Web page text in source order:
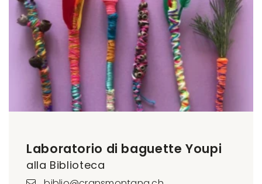
Laboratorio di baguette Youpi
alla Biblioteca